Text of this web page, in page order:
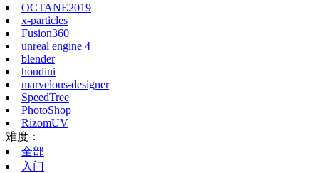
OCTANE2019
x-particles
Fusion360
unreal engine 4
blender
houdini
marvelous-designer
SpeedTree
PhotoShop
RizomUV
难度：
全部
入门